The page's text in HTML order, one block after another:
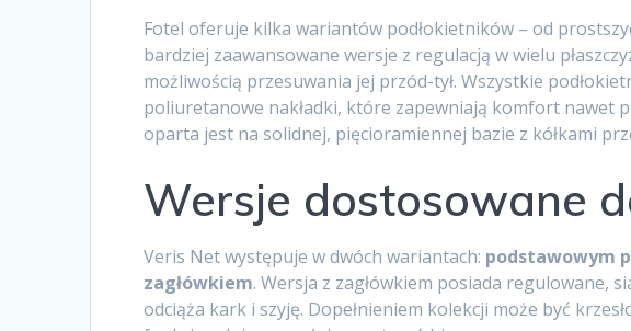
Fotel oferuje kilka wariantów podłokietników – od
bardziej zaawansowane wersje z regulacją w wielu
możliwością przesuwania jej przód-tył. Wszystkie
poliuretanowe nakładki, które zapewniają komfort nawet
oparta jest na solidnej, pięcioramiennej bazie z kółkami
Wersje dostosowane
Veris Net występuje w dwóch wariantach: podstawowym
zagłówkiem. Wersja z zagłówkiem posiada regulowane,
odciąża kark i szyję. Dopełnieniem kolekcji może być